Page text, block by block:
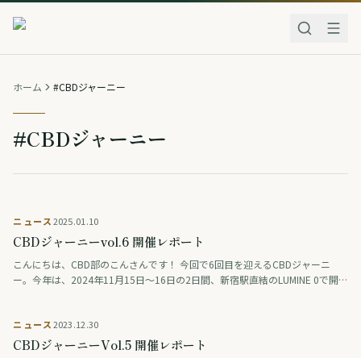
ホーム #CBDジャーニー
#CBDジャーニー
ニュース2025.01.10
CBDジャーニーvol.6 開催レポート
こんにちは、CBD部のこんさんです！ 今回で6回目を迎えるCBDジャーニ
ー。今年は、2024年11月15日〜16日の2日間、新宿駅直結のLUMINE 0で開催
ニュース2023.12.30
CBDジャーニーVol.5 開催レポート